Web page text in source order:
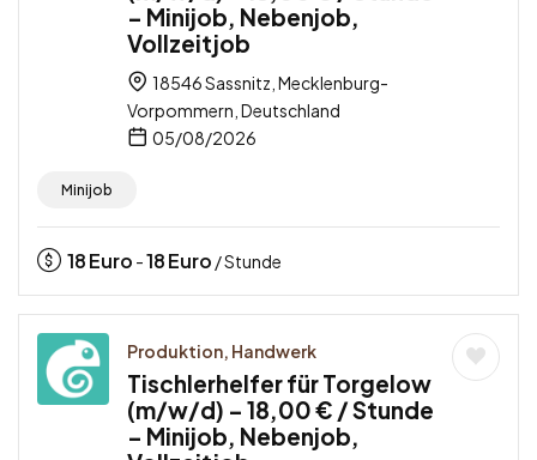
– Minijob, Nebenjob,
Vollzeitjob
18546 Sassnitz, Mecklenburg-
Vorpommern, Deutschland
05/08/2026
Minijob
18Euro -18Euro / Stunde
Produktion, Handwerk
Tischlerhelfer für Torgelow
(m/w/d) – 18,00 € / Stunde
– Minijob, Nebenjob,